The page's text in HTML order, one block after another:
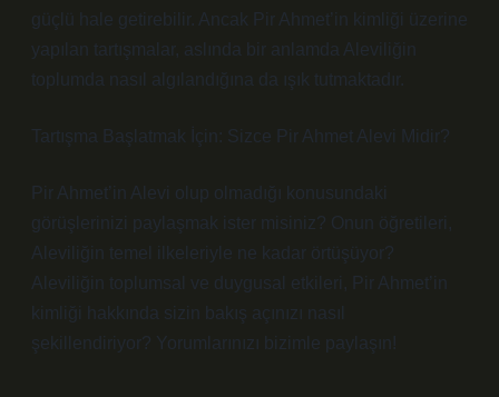
güçlü hale getirebilir. Ancak Pir Ahmet’in kimliği üzerine
yapılan tartışmalar, aslında bir anlamda Aleviliğin
toplumda nasıl algılandığına da ışık tutmaktadır.
Tartışma Başlatmak İçin: Sizce Pir Ahmet Alevi Midir?
Pir Ahmet’in Alevi olup olmadığı konusundaki
görüşlerinizi paylaşmak ister misiniz? Onun öğretileri,
Aleviliğin temel ilkeleriyle ne kadar örtüşüyor?
Aleviliğin toplumsal ve duygusal etkileri, Pir Ahmet’in
kimliği hakkında sizin bakış açınızı nasıl
şekillendiriyor? Yorumlarınızı bizimle paylaşın!